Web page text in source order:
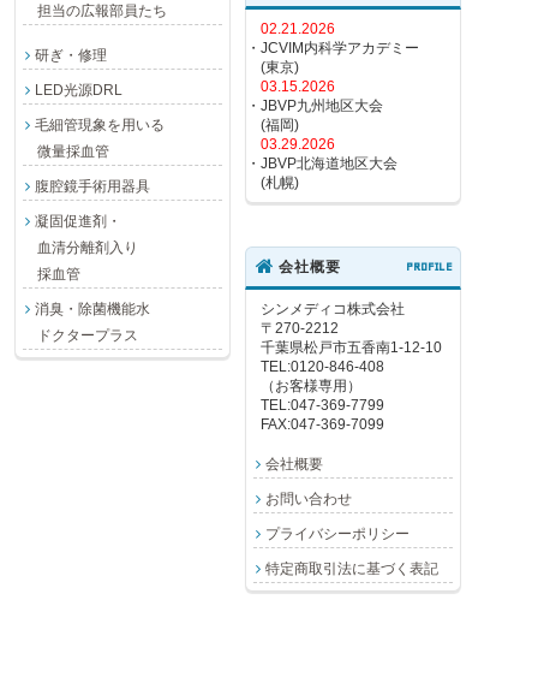
担当の広報部員たち
研ぎ・修理
LED光源DRL
毛細管現象を用いる
微量採血管
腹腔鏡手術用器具
凝固促進剤・
血清分離剤入り
採血管
消臭・除菌機能水
ドクタープラス
02.21.2026
・JCVIM内科学アカデミー
(東京)
03.15.2026
・JBVP九州地区大会
(福岡)
03.29.2026
・JBVP北海道地区大会
(札幌)
会社概要 PROFILE
シンメディコ株式会社
〒270-2212
千葉県松戸市五香南1-12-10
TEL:0120-846-408
（お客様専用）
TEL:047-369-7799
FAX:047-369-7099
会社概要
お問い合わせ
プライバシーポリシー
特定商取引法に基づく表記